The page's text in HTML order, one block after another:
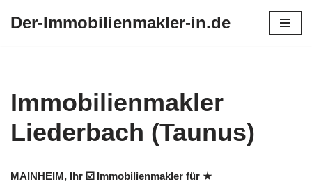
Der-Immobilienmakler-in.de
Immobilienmakler
Liederbach (Taunus)
MAINHEIM, Ihr ☑️ Immobilienmakler für ★